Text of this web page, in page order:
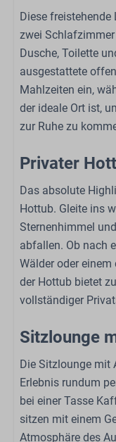
Badezimmer
Spülbecken: 1
Anzahl der
Toilette
Dusche
Doppelbett: 1
Einzelbett: 2
Garderobe
Bettzeug
Sitzlounge mit
Gartenmöbel
Familie/
Babybed (op
Diese
zwei
Dusche, Toilette
ausgestattete
Mahlzeiten ein,
der ideale Ort ist,
zur Ruhe zu
Privater
Das absolute
Hottub. Gleite ins
Sternenhimmel
abfallen. Ob nach
Wälder oder
der Hottub bietet
vollständiger
Sitzlounge
Die Sitzlounge mit
Erlebnis rundum
bei einer Tasse
sitzen mit einem
Atmosphäre des